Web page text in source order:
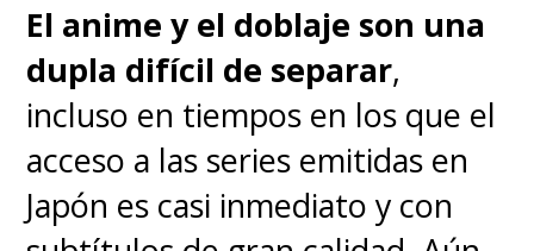
como Darren Aronofsky y
Christopher Nolan, por lo
quevolver a ver una de sus
películas en la gran pantalla
es algo a celebrar en grande
El anime y el doblaje son una
dupla difícil de separar,
incluso en tiempos en los que el
acceso a las series emitidas en
Japón es casi inmediato y con